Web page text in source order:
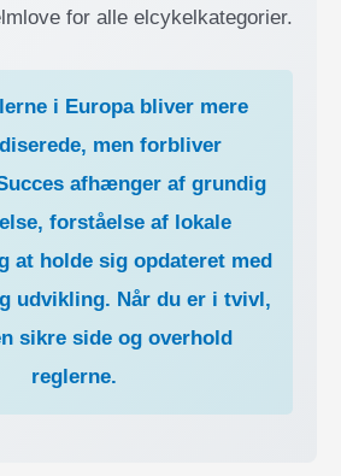
for alle elcykelkategorier.
i Europa bliver mere
men forbliver
afhænger af grundig
forståelse af lokale
at holde sig opdateret med
udvikling. Når du er i tvivl,
sikre side og overhold
reglerne.